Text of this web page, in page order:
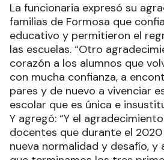
La funcionaria expresó su
familias de Formosa que
educativo y permitieron el
las escuelas. “Otro
corazón a los alumnos que
con mucha confianza, a
pares y de nuevo a vivenciar
escolar que es única e
Y agregó: “Y el
docentes que durante el
nueva normalidad y desafío, y